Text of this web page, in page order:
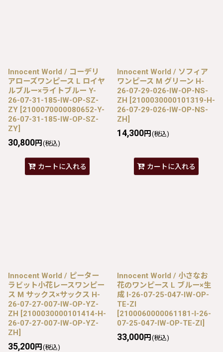
Innocent World / コーデリ
アローズワンピース L ロイヤ
ルブルー×ライトブルー Y-
26-07-31-185-IW-OP-SZ-
ZY [2100070000080652-Y-
26-07-31-185-IW-OP-SZ-
ZY]
30,800円 (税込)
カートに入れる
Innocent World / ソフィア
ワンピース M グリーン H-
26-07-29-026-IW-OP-NS-
ZH [2100030000101319-H-
26-07-29-026-IW-OP-NS-
ZH]
14,300円 (税込)
カートに入れる
Innocent World / ピーター
ラビット小花レースワンピー
ス M サックス×サックス H-
26-07-27-007-IW-OP-YZ-
ZH [2100030000101414-H-
26-07-27-007-IW-OP-YZ-
ZH]
35,200円 (税込)
Innocent World / 小さなお
花のワンピース L ブルー×生
成 I-26-07-25-047-IW-OP-
TE-ZI
[2100060000061181-I-26-
07-25-047-IW-OP-TE-ZI]
33,000円 (税込)